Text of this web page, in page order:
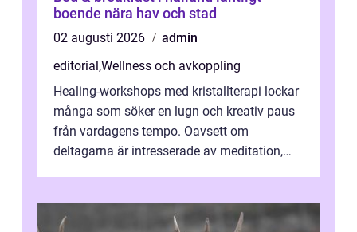
boende nära hav och stad
02 augusti 2026
admin
editorial,Wellness och avkoppling
Healing-workshops med kristallterapi lockar
många som söker en lugn och kreativ paus
från vardagens tempo. Oavsett om
deltagarna är intresserade av meditation,